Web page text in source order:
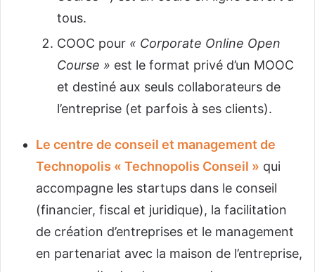
tous.
COOC pour « Corporate Online Open
Course » est le format privé d’un MOOC
et destiné aux seuls collaborateurs de
l’entreprise (et parfois à ses clients).
Le centre de conseil et management de
Technopolis « Technopolis Conseil » qui
accompagne les startups dans le conseil
(financier, fiscal et juridique), la facilitation
de création d’entreprises et le management
en partenariat avec la maison de l’entreprise,